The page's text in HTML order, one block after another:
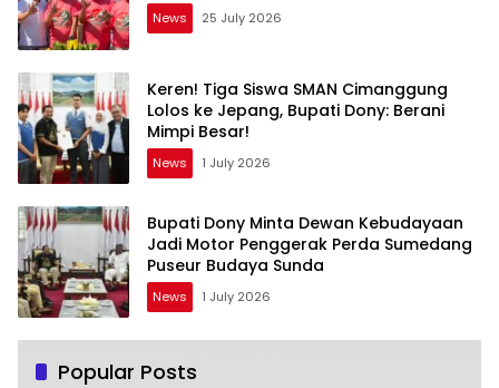
News 25 July 2026
Keren! Tiga Siswa SMAN Cimanggung
Lolos ke Jepang, Bupati Dony: Berani
Mimpi Besar!
News 1 July 2026
Bupati Dony Minta Dewan Kebudayaan
Jadi Motor Penggerak Perda Sumedang
Puseur Budaya Sunda
News 1 July 2026
Popular Posts